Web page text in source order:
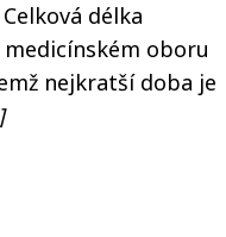
délka
oboru
nejkratší doba je